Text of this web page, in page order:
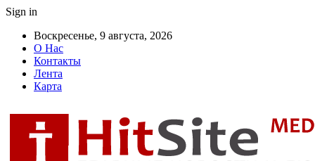
Sign in
Воскресенье, 9 августа, 2026
О Нас
Контакты
Лента
Карта